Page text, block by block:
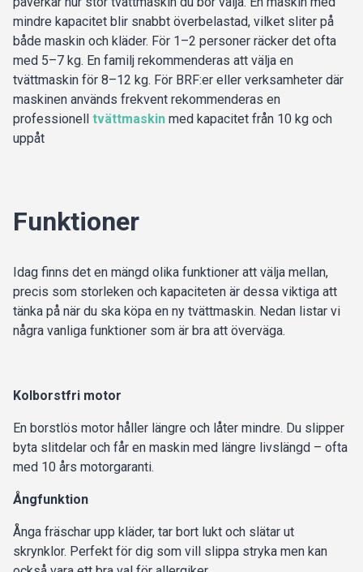
mindre kapacitet blir snabbt överbelastad, vilket sliter på
både maskin och kläder. För 1–2 personer räcker det ofta
med 5–7 kg. En familj rekommenderas att välja en
tvättmaskin för 8–12 kg. För BRF:er eller verksamheter där
maskinen används frekvent rekommenderas en
professionell tvättmaskin med kapacitet från 10 kg och
uppåt
Funktioner
Idag finns det en mängd olika funktioner att välja mellan,
precis som storleken och kapaciteten är dessa viktiga att
tänka på när du ska köpa en ny tvättmaskin. Nedan listar vi
några vanliga funktioner som är bra att överväga.
Kolborstfri motor
En borstlös motor håller längre och låter mindre. Du slipper
byta slitdelar och får en maskin med längre livslängd – ofta
med 10 års motorgaranti.
Ångfunktion
Ånga fräschar upp kläder, tar bort lukt och slätar ut
skrynklor. Perfekt för dig som vill slippa stryka men kan